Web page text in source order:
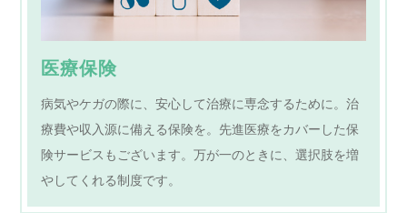
医療保険
病気やケガの際に、安心して治療に専念するために。治
療費や収入源に備える保険を。先進医療をカバーした保
険サービスもございます。万が一のときに、選択肢を増
やしてくれる制度です。